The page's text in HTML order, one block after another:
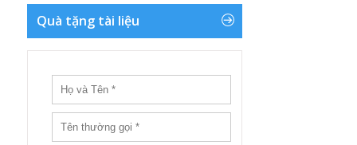
Quà tặng tài liệu